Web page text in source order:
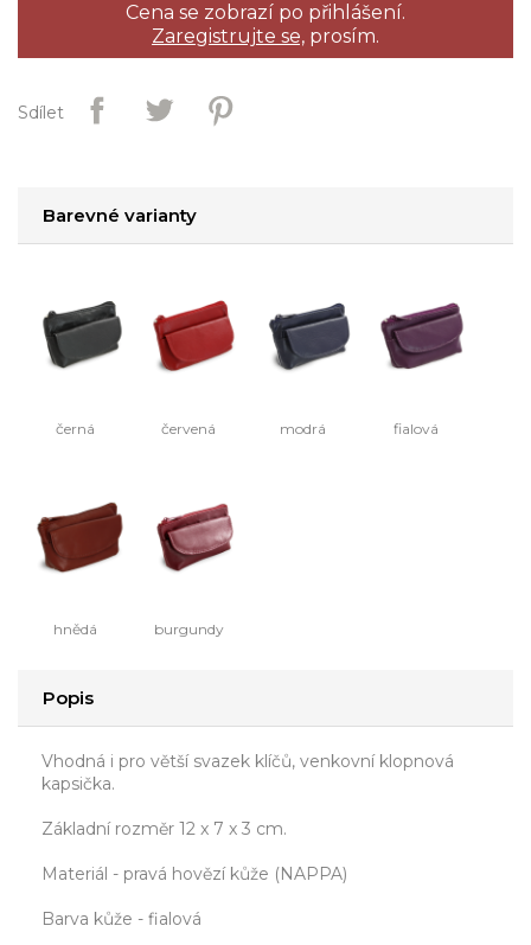
Cena se zobrazí po přihlášení.
Zaregistrujte se, prosím.
Sdílet
Barevné varianty
černá červená modrá fialová
hnědá burgundy
Popis
Vhodná i pro větší svazek klíčů, venkovní klopnová
kapsička.
Základní rozměr 12 x 7 x 3 cm.
Materiál - pravá hovězí kůže (NAPPA)
Barva kůže - fialová